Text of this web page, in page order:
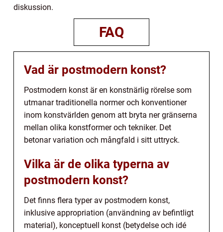
diskussion.
FAQ
Vad är postmodern konst?
Postmodern konst är en konstnärlig rörelse som
utmanar traditionella normer och konventioner
inom konstvärlden genom att bryta ner gränserna
mellan olika konstformer och tekniker. Det
betonar variation och mångfald i sitt uttryck.
Vilka är de olika typerna av
postmodern konst?
Det finns flera typer av postmodern konst,
inklusive appropriation (användning av befintligt
material), konceptuell konst (betydelse och idé